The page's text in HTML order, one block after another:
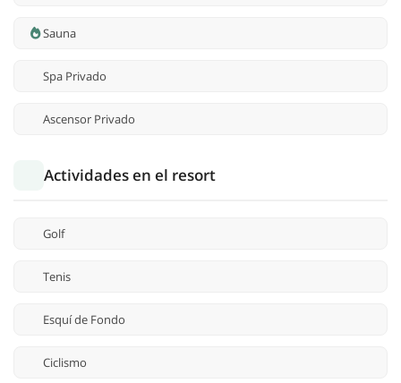
Sauna
Spa Privado
Ascensor Privado
Actividades en el resort
Golf
Tenis
Esquí de Fondo
Ciclismo